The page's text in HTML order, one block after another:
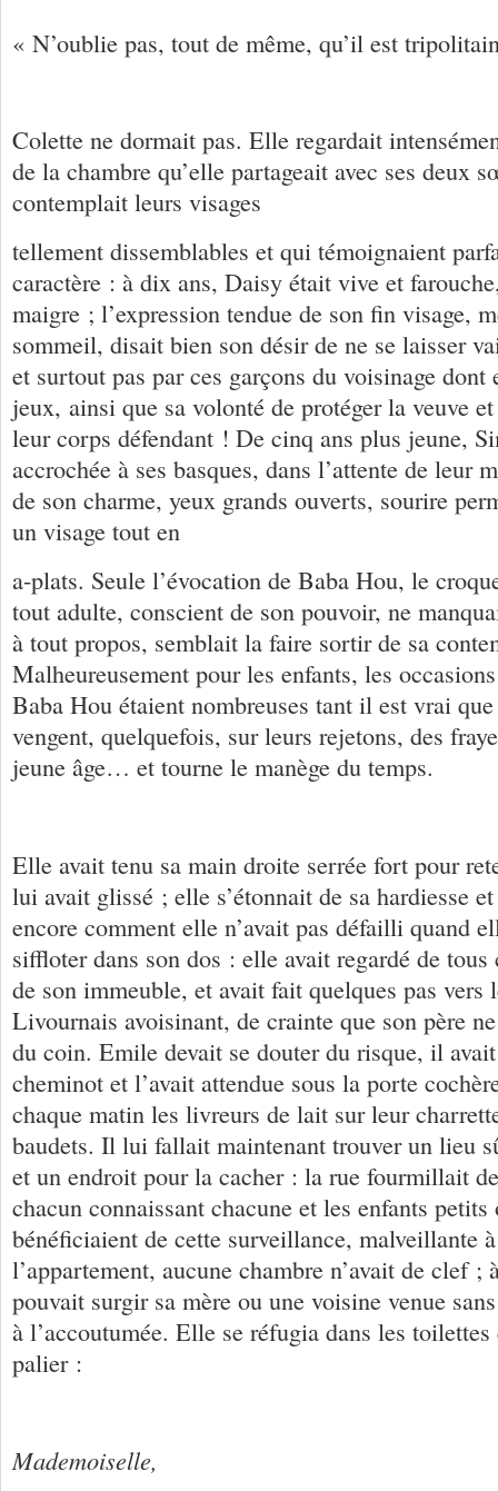
« N’oublie pas, tout de même, qu’il est
Colette ne dormait pas. Elle regardait
de la chambre qu’elle partageait avec ses deux
contemplait leurs visages
tellement dissemblables et qui témoignaient
caractère : à dix ans, Daisy était vive et
maigre ; l’expression tendue de son fin visage,
sommeil, disait bien son désir de ne se laisser
et surtout pas par ces garçons du voisinage dont
jeux, ainsi que sa volonté de protéger la veuve
leur corps défendant ! De cinq ans plus jeune,
accrochée à ses basques, dans l’attente de leur
de son charme, yeux grands ouverts, sourire
un visage tout en
a-plats. Seule l’évocation de Baba Hou, le
tout adulte, conscient de son pouvoir, ne
à tout propos, semblait la faire sortir de sa
Malheureusement pour les enfants, les
Baba Hou étaient nombreuses tant il est vrai
vengent, quelquefois, sur leurs rejetons, des
jeune âge… et tourne le manège du temps.
Elle avait tenu sa main droite serrée fort pour
lui avait glissé ; elle s’étonnait de sa hardiesse
encore comment elle n’avait pas défailli quand
siffloter dans son dos : elle avait regardé de
de son immeuble, et avait fait quelques pas vers
Livournais avoisinant, de crainte que son père
du coin. Emile devait se douter du risque, il
cheminot et l’avait attendue sous la porte
chaque matin les livreurs de lait sur leur
baudets. Il lui fallait maintenant trouver un lieu
et un endroit pour la cacher : la rue fourmillait
chacun connaissant chacune et les enfants petits
bénéficiaient de cette surveillance, malveillante
l’appartement, aucune chambre n’avait de clef ;
pouvait surgir sa mère ou une voisine venue
à l’accoutumée. Elle se réfugia dans les
palier :
Mademoiselle,